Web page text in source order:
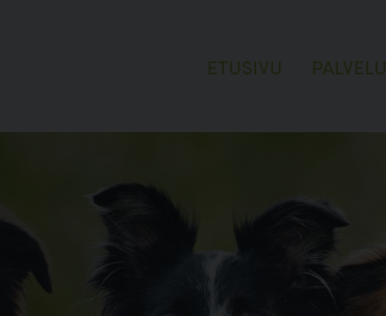
ETUSIVU